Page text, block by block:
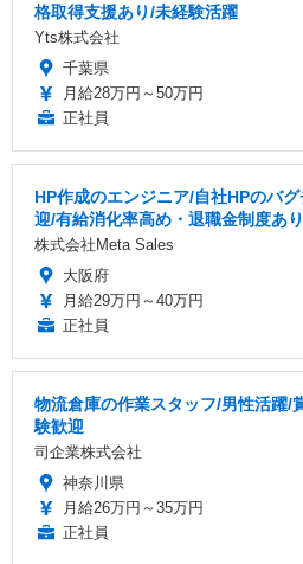
格取得支援あり/未経験活躍
Yts株式会社
千葉県
月給28万円～50万円
正社員
HP作成のエンジニア/自社HPのバ
迎/有給消化率高め・退職金制度あり
株式会社Meta Sales
大阪府
月給29万円～40万円
正社員
物流倉庫の作業スタッフ/男性活躍/
験歓迎
司企業株式会社
神奈川県
月給26万円～35万円
正社員